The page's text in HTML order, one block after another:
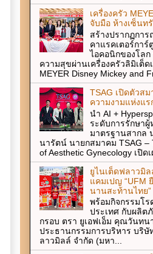
เครื่องครัว
จับมือ ห้างเซ็นท
สร้างปรากฏกา
คาแรคเตอร์การ์
ไอคอนิกของโลก
ความสุขผ่านเครื่องครัวลิมิเต็ด
MEYER Disney Mickey and
TSAG เปิดตัวส
ความงามแห่งแร
นำ AI +
ระดับการรักษา
มาตรฐานสากล
นารัตน์ นายกสมาคม TSAG –
of Aesthetic Gynecology เปิดเ
ยูไนเต็ดฟลาวมิล
แคมเปญ “UFM
นานสะท้านไทย”
พร้อมกิจกรรมโร
ประเทศ กับผลิ
กรอบ ตรา ยูเอฟเอ็ม คุณวันทน
ประธานกรรมการบริหาร บริษั
ลาวมิลล์ จำกัด (มหา...